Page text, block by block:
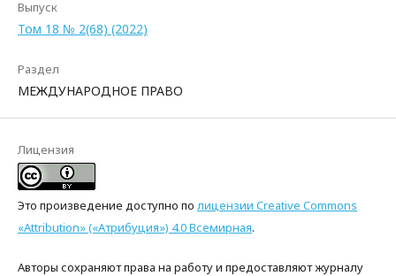
Выпуск
Том 18 № 2(68) (2022)
Раздел
МЕЖДУНАРОДНОЕ ПРАВО
Лицензия
Это произведение доступно по лицензии Creative Commons
«Attribution» («Атрибуция») 4.0 Всемирная.
Авторы сохраняют права на работу и предоставляют журналу